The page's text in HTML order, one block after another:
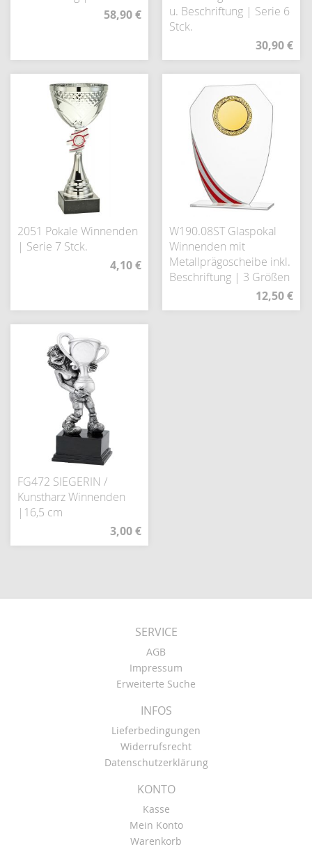
58,90 €
u. Beschriftung | Serie 6
Stck.
30,90 €
2051 Pokale Winnenden
| Serie 7 Stck.
4,10 €
W190.08ST Glaspokal
Winnenden mit
Metallprägoscheibe inkl.
Beschriftung | 3 Größen
12,50 €
FG472 SIEGERIN /
Kunstharz Winnenden
|16,5 cm
3,00 €
SERVICE
AGB
Impressum
Erweiterte Suche
INFOS
Lieferbedingungen
Widerrufsrecht
Datenschutzerklärung
KONTO
Kasse
Mein Konto
Warenkorb